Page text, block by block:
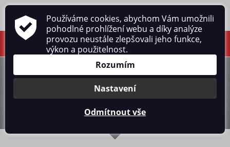
Používáme cookies, abychom Vám umožnili
pohodlné prohlížení webu a díky analýze
provozu neustále zlepšovali jeho funkce,
výkon a použitelnost.
Rozumím
Nastavení
Odmítnout vše